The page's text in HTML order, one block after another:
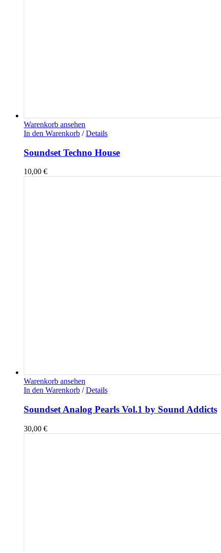
Warenkorb ansehen
In den Warenkorb / Details
Soundset Techno House
10,00 €
Warenkorb ansehen
In den Warenkorb / Details
Soundset Analog Pearls Vol.1 by Sound Addicts
30,00 €